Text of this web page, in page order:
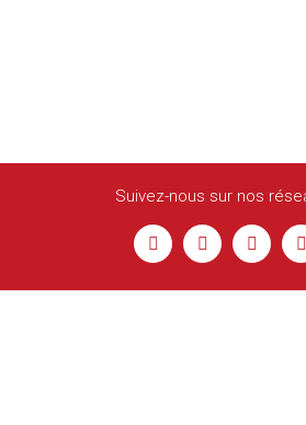
Suivez-nous sur nos